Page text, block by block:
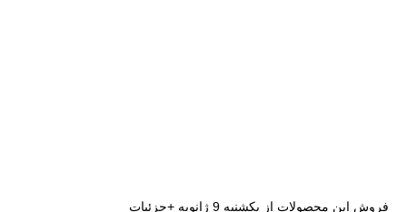
فروش این محصولات از یکشنبه 9 ژانویه +جزئیات